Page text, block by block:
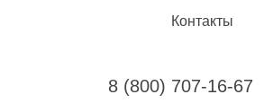
Контакты
8 (800) 707-16-67